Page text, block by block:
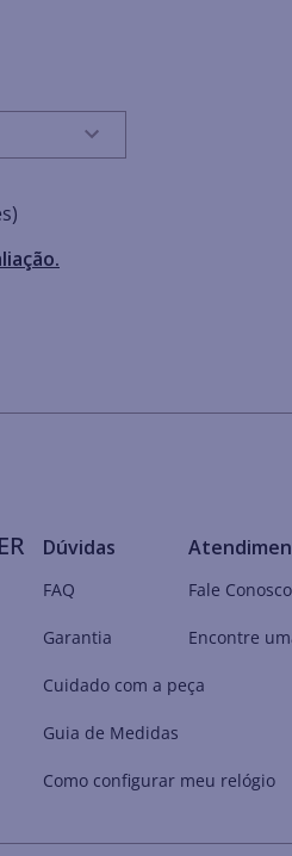
Dúvidas
FAQ
Garantia
Cuidado com a peça
Guia de Medidas
Como configurar meu relógio
Fale Conosco
Encontre